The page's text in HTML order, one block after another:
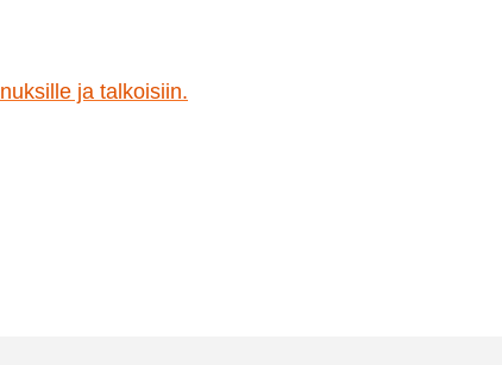
ja talkoisiin.